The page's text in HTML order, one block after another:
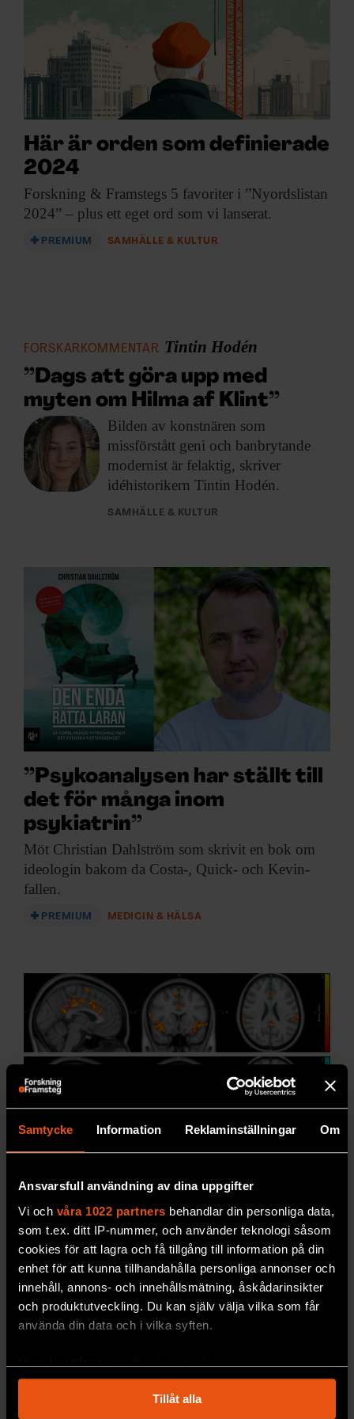
Samtycke Information Reklaminställningar Om
Ansvarsfull användning av dina uppgifter
Vi och våra 1022 partners behandlar din personliga data,
som t.ex. ditt IP-nummer, och använder teknologi såsom
cookies för att lagra och få tillgång till information på din
enhet för att kunna tillhandahålla personliga annonser och
innehåll, annons- och innehållsmätning, åskådarinsikter
och produktutveckling. Du kan själv välja vilka som får
använda din data och i vilka syften.
Med din tillåtelse skulle vi även vilja:
som kan ha en noggrannhet på upp till flera meter
Tillåt alla
Här är orden som definierade
2024
Forskning & Framstegs 5 favoriter i ”Nyordslistan
2024” – plus ett eget ord som vi lanserat.
PREMIUM SAMHÄLLE & KULTUR
FORSKARKOMMENTAR Tintin Hodén
”Dags att göra upp med
myten om Hilma af Klint”
Bilden av konstnären som
missförstått geni och banbrytande
modernist är felaktig, skriver
idéhistorikern Tintin Hodén.
SAMHÄLLE & KULTUR
”Psykoanalysen har ställt till
det för många inom
psykiatrin”
Möt Christian Dahlström som skrivit en bok om
ideologin bakom da Costa-, Quick- och Kevin-
fallen.
PREMIUM MEDICIN & HÄLSA
hjärnan
Viss demens görminskar empatin. Nu kan
forskare förklara varför.
MEDICIN & HÄLSA